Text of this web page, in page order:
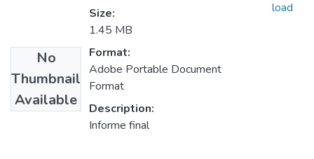
No
Thumbnail
Available
Size:
1.45 MB
Format:
Adobe Portable Document
Format
Description:
Informe final
load